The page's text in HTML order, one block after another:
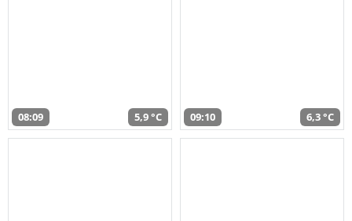
08:09 5,9 °C 09:10 6,3 °C